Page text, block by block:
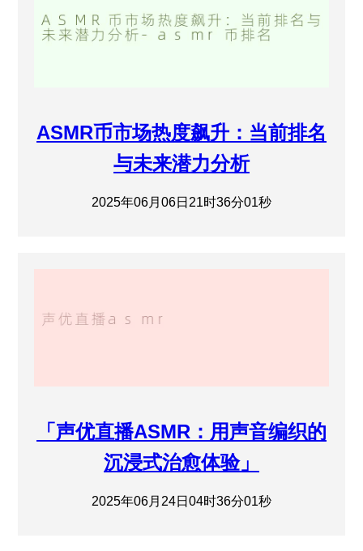
ASMR币市场热度飙升：当前排名
与未来潜力分析
2025年06月06日21时36分01秒
「声优直播ASMR：用声音编织的
沉浸式治愈体验」
2025年06月24日04时36分01秒